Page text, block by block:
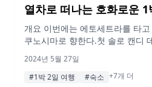
열차로 떠나는 호화로운
개요 이번에는 에토세트라를 타
쿠노시마로 향한다.첫 솔로 캔디
니다. 꼭 참고해 보시기 바랍니다!
동될 수 있습니다. 전편(1일차) 보
2024년 5월 27일
#1박 2일 여행
#숙소 +7개 더